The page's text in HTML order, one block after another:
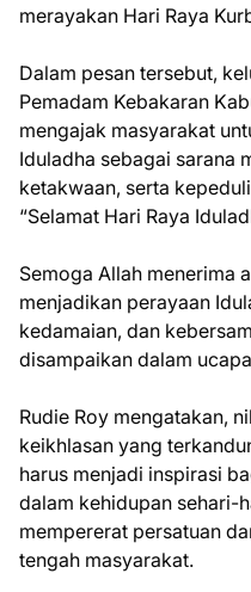
merayakan Hari Raya
Dalam pesan tersebut,
Pemadam Kebakaran
mengajak masyarakat
Iduladha sebagai sarana
ketakwaan, serta
“Selamat Hari Raya
Semoga Allah menerima
menjadikan perayaan
kedamaian, dan
disampaikan dalam
Rudie Roy mengatakan,
keikhlasan yang
harus menjadi inspirasi
dalam kehidupan sehari-
mempererat persatuan
tengah masyarakat.